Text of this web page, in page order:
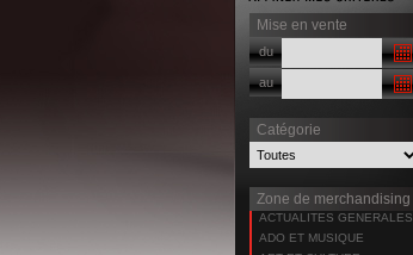
Mise en vente
du
au
Catégorie
Zone de merchandising
ACTUALITES GENERALES
ADO ET MUSIQUE